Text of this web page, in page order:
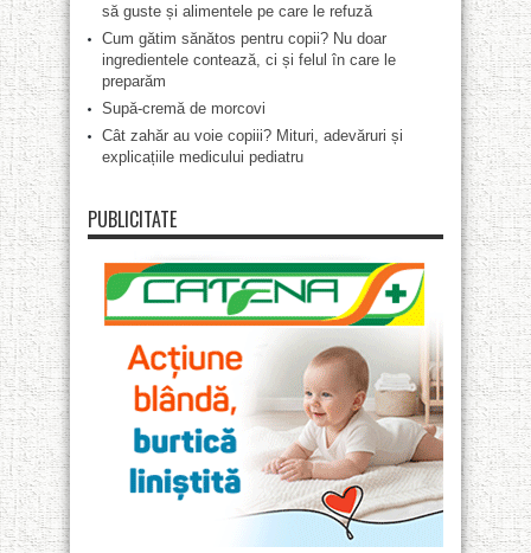
să guste și alimentele pe care le refuză
Cum gătim sănătos pentru copii? Nu doar
ingredientele contează, ci și felul în care le
preparăm
Supă-cremă de morcovi
Cât zahăr au voie copiii? Mituri, adevăruri și
explicațiile medicului pediatru
PUBLICITATE